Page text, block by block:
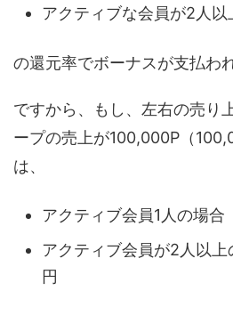
アクティブな会員が2人以
の還元率でボーナスが支払わ
ですから、もし、左右の売り
ープの売上が100,000P（
は、
アクティブ会員1人の場
アクティブ会員が2人以
円